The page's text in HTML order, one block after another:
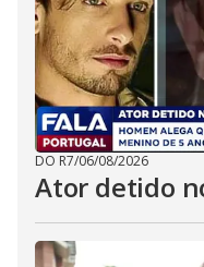
DO R7/06/08/2026
Ator detido